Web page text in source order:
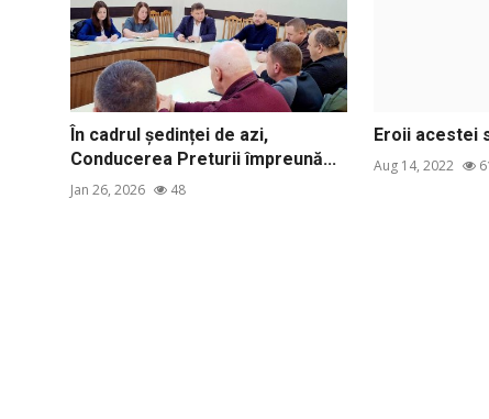
În cadrul ședinței de azi,
Conducerea Preturii împreună...
Jan 26, 2026 48
Eroii acestei
Aug 14, 2022